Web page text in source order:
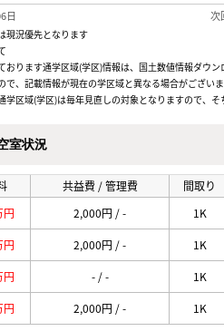
日 次
現況優先となります
おります通学区域(学区)情報は、国土数値情報ダウ
で、記載情報が現在の学区域と異なる場合がござい
学区域(学区)は毎年見直しの対象となりますので、
室状況
共益費 / 管理費 間取り
円 2,000円 / - 1K
円 2,000円 / - 1K
円 - / - 1K
円 2,000円 / - 1K